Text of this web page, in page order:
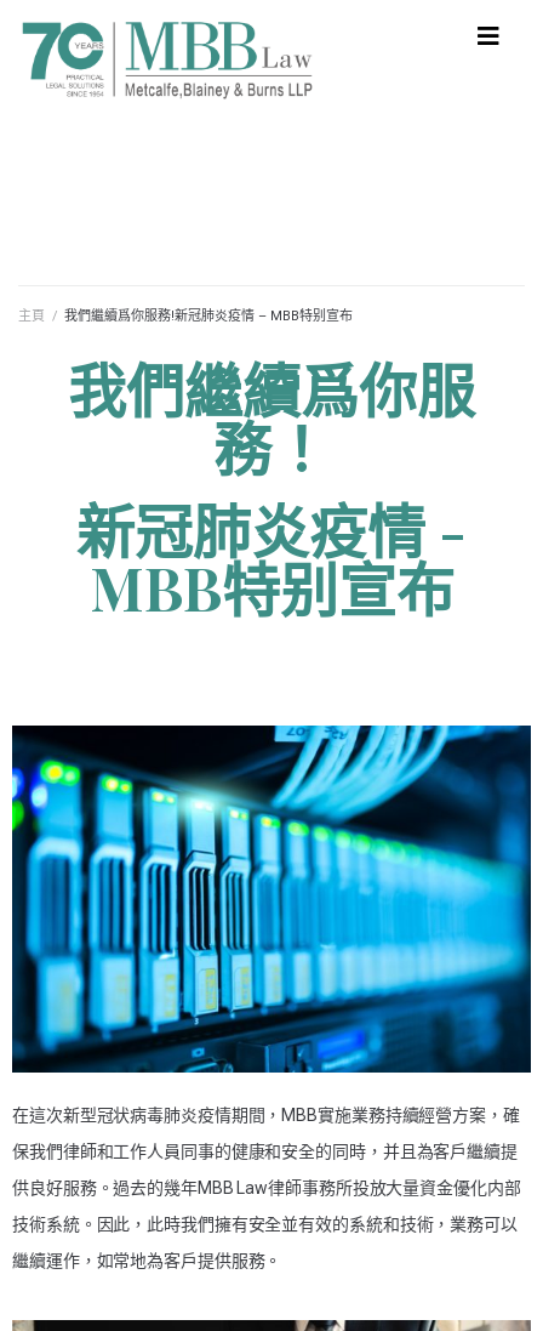
主頁 / 我們繼續爲你服務!新冠肺炎疫情 – MBB特别宣布
我們繼續爲你服
務！
新冠肺炎疫情 -
MBB特别宣布
在這次新型冠状病毒肺炎疫情期間，MBB實施業務持續經營方案，確
保我們律師和工作人員同事的健康和安全的同時，并且為客戶繼續提
供良好服務。過去的幾年MBB Law律師事務所投放大量資金優化内部
技術系統。因此，此時我們擁有安全並有效的系統和技術，業務可以
繼續運作，如常地為客戶提供服務。